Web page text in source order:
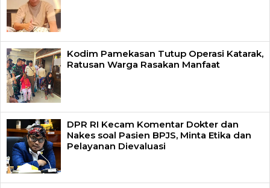
Kodim Pamekasan Tutup Operasi Katarak,
Ratusan Warga Rasakan Manfaat
DPR RI Kecam Komentar Dokter dan
Nakes soal Pasien BPJS, Minta Etika dan
Pelayanan Dievaluasi